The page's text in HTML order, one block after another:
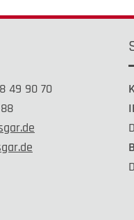
49 90 70